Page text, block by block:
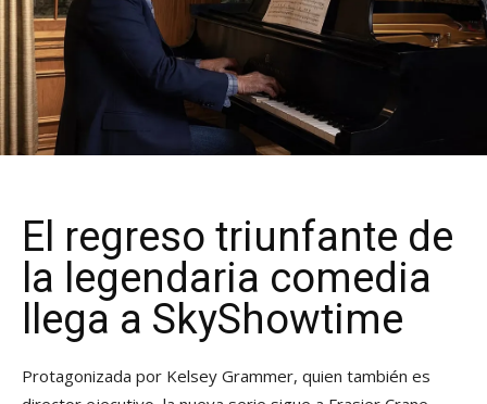
El regreso triunfante de
la legendaria comedia
llega a SkyShowtime
Protagonizada por Kelsey Grammer, quien también es